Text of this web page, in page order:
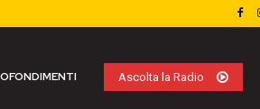
Ascolta la Radio